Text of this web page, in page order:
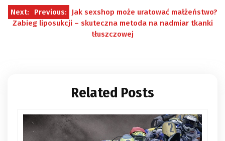
Nawigacja
Previous: Jak sexshop może uratować małżeństwo?
Next:
Zabieg liposukcji – skuteczna metoda na nadmiar tkanki
tłuszczowej
Related Posts